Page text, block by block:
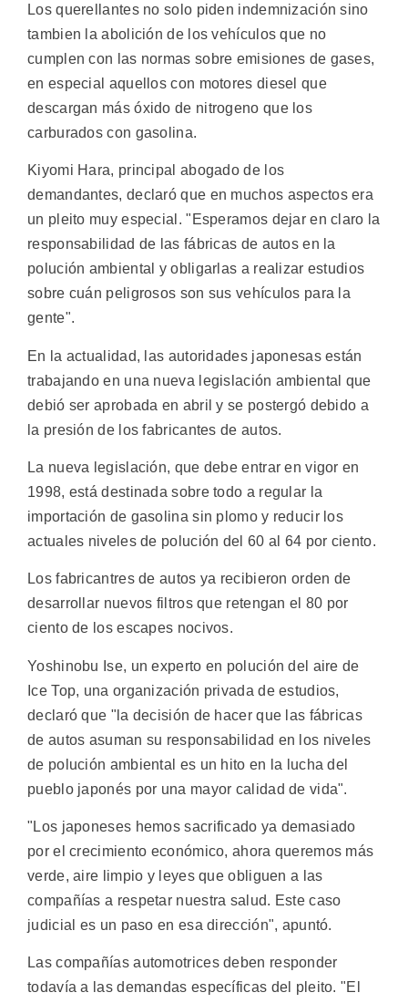
Los querellantes no solo piden indemnización sino
tambien la abolición de los vehículos que no
cumplen con las normas sobre emisiones de gases,
en especial aquellos con motores diesel que
descargan más óxido de nitrogeno que los
carburados con gasolina.
Kiyomi Hara, principal abogado de los
demandantes, declaró que en muchos aspectos era
un pleito muy especial. "Esperamos dejar en claro la
responsabilidad de las fábricas de autos en la
polución ambiental y obligarlas a realizar estudios
sobre cuán peligrosos son sus vehículos para la
gente".
En la actualidad, las autoridades japonesas están
trabajando en una nueva legislación ambiental que
debió ser aprobada en abril y se postergó debido a
la presión de los fabricantes de autos.
La nueva legislación, que debe entrar en vigor en
1998, está destinada sobre todo a regular la
importación de gasolina sin plomo y reducir los
actuales niveles de polución del 60 al 64 por ciento.
Los fabricantres de autos ya recibieron orden de
desarrollar nuevos filtros que retengan el 80 por
ciento de los escapes nocivos.
Yoshinobu Ise, un experto en polución del aire de
Ice Top, una organización privada de estudios,
declaró que "la decisión de hacer que las fábricas
de autos asuman su responsabilidad en los niveles
de polución ambiental es un hito en la lucha del
pueblo japonés por una mayor calidad de vida".
"Los japoneses hemos sacrificado ya demasiado
por el crecimiento económico, ahora queremos más
verde, aire limpio y leyes que obliguen a las
compañías a respetar nuestra salud. Este caso
judicial es un paso en esa dirección", apuntó.
Las compañías automotrices deben responder
todavía a las demandas específicas del pleito. "El